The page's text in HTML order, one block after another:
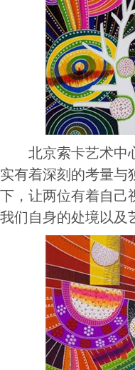
北京索卡艺术中心
实有着深刻的考量与
下，让两位有着自己
我们自身的处境以及